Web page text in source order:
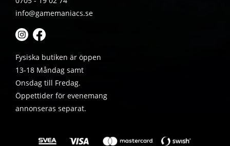
info@gamemaniacs.se
Fysiska butiken är öppen
13-18 Måndag samt
Onsdag till Fredag.
Öppettider för evenemang
annonseras separat.